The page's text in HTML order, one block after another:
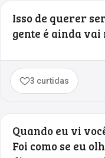
Isso de querer
gente é ainda
3 curtidas
Quando eu vi
Foi como se eu